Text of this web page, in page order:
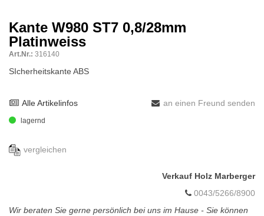
Kante W980 ST7 0,8/28mm
Platinweiss
Art.Nr.: 316140
SIcherheitskante ABS
Alle Artikelinfos an einen Freund senden
lagernd
vergleichen
Verkauf Holz Marberger
0043/5266/8900
Wir beraten Sie gerne persönlich bei uns im Hause - Sie können